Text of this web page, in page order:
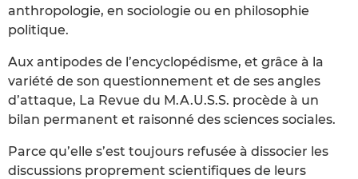
anthropologie, en sociologie ou en philosophie
politique.
Aux antipodes de l’encyclopédisme, et grâce à la
variété de son questionnement et de ses angles
d’attaque, La Revue du M.A.U.S.S. procède à un
bilan permanent et raisonné des sciences sociales.
Parce qu’elle s’est toujours refusée à dissocier les
discussions proprement scientifiques de leurs